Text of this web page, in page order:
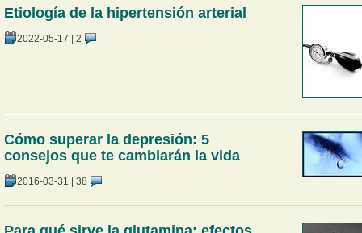
Etiología de la hipertensión arterial
2022-05-17 | 2
Cómo superar la depresión: 5
consejos que te cambiarán la vida
2016-03-31 | 38